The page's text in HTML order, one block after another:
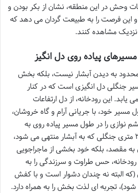
وحش در این منطقه، نشان از بکر بودن و
این فرصت را به طبیعت گردان می دهد که
نزدیک مشاهده کنند.
پیاده روی دل انگیز
محدود به دیدن آبشار نیست، بلکه بخش
جنگلی دل انگیزی است که در کنار
یابد. این رودخانه، از دل ارتفاعات
خود، با جریانی آرام و گاه خروشان،
نوازی را در طول مسیر پیاده روی به
نمایش می گذارد. مسیر ۲۰۰ متری جنگلی که به آبشار منتهی می شود،
به مقصد، بلکه خود بخشی از ماجراجویی
حس طراوت و سرزندگی را به
(که البته نه چندان دشوار است و با کفش
تجربه ای لذت بخش را به همراه دارد.